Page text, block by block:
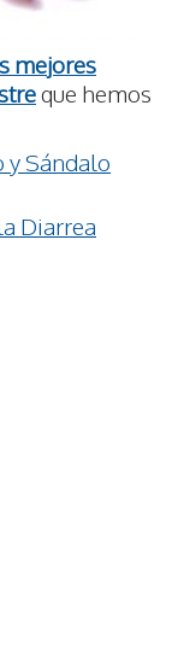
mejores
que hemos
y Sándalo
Diarrea